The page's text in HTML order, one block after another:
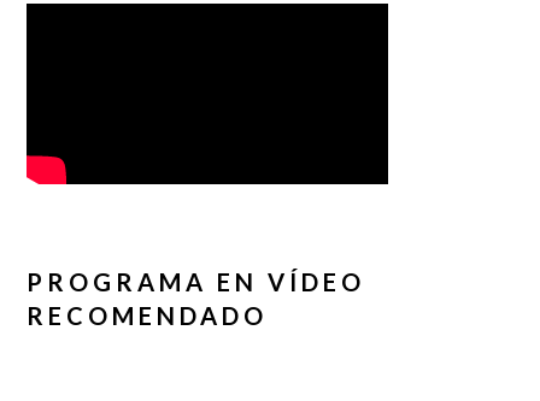
PROGRAMA EN VÍDEO
RECOMENDADO